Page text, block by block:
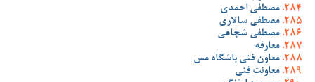
مصطفی احمدی
مصطفی سالاری
مصطفی شجاعی
معارفه
معاون فنی باشگاه مس
معاونت فنی